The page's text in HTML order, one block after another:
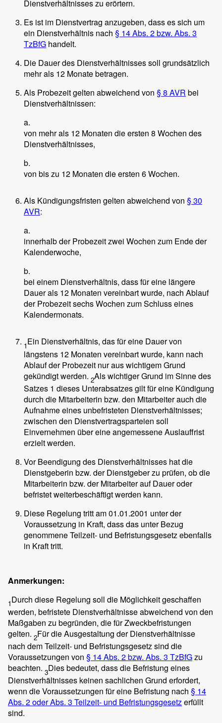
Dienstverhältnisses zu erörtern.
Es ist im Dienstvertrag anzugeben, dass es sich um
ein Dienstverhältnis nach § 14 Abs. 2 bzw. Abs. 3
TzBfG handelt.
Die Dauer des Dienstverhältnisses soll grundsätzlich
mehr als 12 Monate betragen.
Als Probezeit gelten abweichend von § 8 AVR bei
Dienstverhältnissen:
a.
von mehr als 12 Monaten die ersten 8 Wochen des
Dienstverhältnisses,
b.
von bis zu 12 Monaten die ersten 6 Wochen.
Als Kündigungsfristen gelten abweichend von § 30
AVR:
a.
innerhalb der Probezeit zwei Wochen zum Ende der
Kalenderwoche,
b.
bei einem Dienstverhältnis, dass für eine längere
Dauer als 12 Monaten vereinbart wurde, nach Ablauf
der Probezeit sechs Wochen zum Schluss eines
Kalendermonats.
1Ein Dienstverhältnis, das für eine Dauer von
längstens 12 Monaten vereinbart wurde, kann nach
Ablauf der Probezeit nur aus wichtigem Grund
gekündigt werden. 2Als wichtiger Grund im Sinne des
Satzes 1 dieses Unterabsatzes gilt für eine Kündigung
durch die Mitarbeiterin bzw. den Mitarbeiter auch die
Aufnahme eines unbefristeten Dienstverhältnisses;
zwischen den Dienstvertragsparteien soll
Einvernehmen über eine angemessene Auslauffrist
erzielt werden.
Vor Beendigung des Dienstverhältnisses hat die
Dienstgeberin bzw. der Dienstgeber zu prüfen, ob die
Mitarbeiterin bzw. der Mitarbeiter auf Dauer oder
befristet weiterbeschäftigt werden kann.
Diese Regelung tritt am 01.01.2001 unter der
Voraussetzung in Kraft, dass das unter Bezug
genommene Teilzeit- und Befristungsgesetz ebenfalls
in Kraft tritt.
Anmerkungen:
1Durch diese Regelung soll die Möglichkeit geschaffen
werden, befristete Dienstverhältnisse abweichend von den
Maßgaben zu begründen, die für Zweckbefristungen
gelten. 2Für die Ausgestaltung der Dienstverhältnisse
nach dem Teilzeit- und Befristungsgesetz sind die
Voraussetzungen von § 14 Abs. 2 bzw. Abs. 3 TzBfGzu
beachten. 3Dies bedeutet, dass die Befristung eines
Dienstverhältnisses keinen sachlichen Grund erfordert,
wenn die Voraussetzungen für eine Befristung nach § 14
Abs. 2 oder Abs. 3 Teilzeit- und Befristungsgesetzerfüllt
sind.